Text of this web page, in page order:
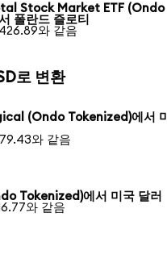
Stock Market ETF (Ondo
폴란드 즐로티
와 같음
로 변환
(Ondo Tokenized)에서 미
와 같음
Tokenized)에서 미국 달러
와 같음